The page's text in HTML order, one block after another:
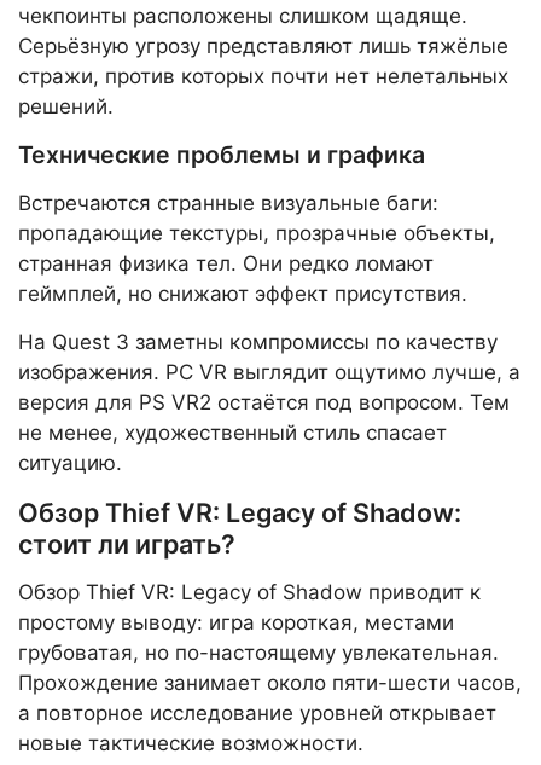
чекпоинты расположены слишком щадяще.
Серьёзную угрозу представляют лишь тяжёлые
стражи, против которых почти нет нелетальных
решений.
Технические проблемы и графика
Встречаются странные визуальные баги:
пропадающие текстуры, прозрачные объекты,
странная физика тел. Они редко ломают
геймплей, но снижают эффект присутствия.
На Quest 3 заметны компромиссы по качеству
изображения. PC VR выглядит ощутимо лучше, а
версия для PS VR2 остаётся под вопросом. Тем
не менее, художественный стиль спасает
ситуацию.
Обзор Thief VR: Legacy of Shadow:
стоит ли играть?
Обзор Thief VR: Legacy of Shadow приводит к
простому выводу: игра короткая, местами
грубоватая, но по-настоящему увлекательная.
Прохождение занимает около пяти-шести часов,
а повторное исследование уровней открывает
новые тактические возможности.